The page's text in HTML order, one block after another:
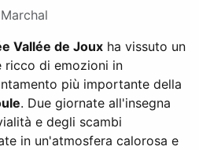
Vallée de Joux ha vissuto un
ricco di emozioni in
più importante della
. Due giornate all'insegna
e degli scambi
in un'atmosfera calorosa e